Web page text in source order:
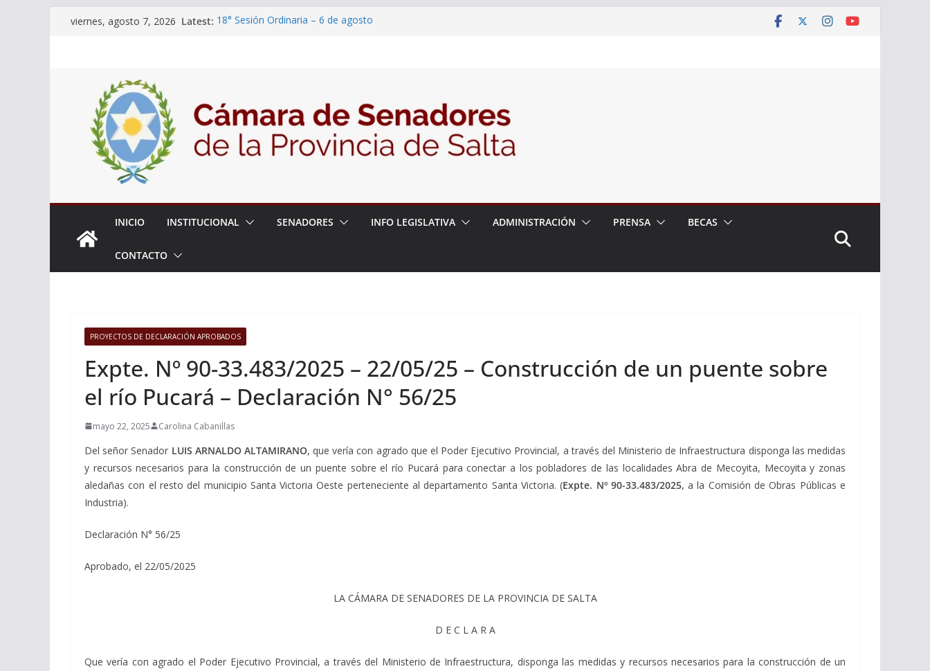
Skipviernes, agosto 7, 2026 Latest: 18° Sesión Ordinaria – 6 de agosto
Expte. Nº 90-34.516/2026 – 06/08/26 – Créase el Ente Salteño
de Protección y Control Vegetal
INICIO INSTITUCIONAL SENADORES INFO LEGISLATIVA ADMINISTRACIÓN PRENSA BECAS
CONTACTO
PROYECTOS DE DECLARACIÓN APROBADOS
Expte. Nº 90-33.483/2025 – 22/05/25 – Construcción de un puente sobre
el río Pucará – Declaración N° 56/25
mayo 22, 2025 Carolina Cabanillas
Del señor Senador LUIS ARNALDO ALTAMIRANO, que vería con agrado que el Poder Ejecutivo Provincial, a través del Ministerio de Infraestructura disponga las medidas
y recursos necesarios para la construcción de un puente sobre el río Pucará para conectar a los pobladores de las localidades Abra de Mecoyita, Mecoyita y zonas
aledañas con el resto del municipio Santa Victoria Oeste perteneciente al departamento Santa Victoria. (Expte. Nº 90-33.483/2025,a la Comisión de Obras Públicas e
Industria).
Declaración N° 56/25
Aprobado, el 22/05/2025
LA CÁMARA DE SENADORES DE LA PROVINCIA DE SALTA
D E C L A R A
Que vería con agrado el Poder Ejecutivo Provincial, a través del Ministerio de Infraestructura, disponga las medidas y recursos necesarios para la construcción de un